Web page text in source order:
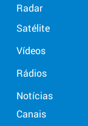
Radar
Satélite
Vídeos
Rádios
Notícias
Canais